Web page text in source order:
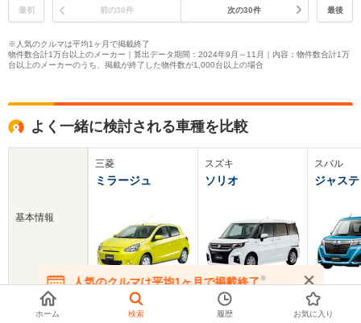
最初 前の30件 次の30件 最後
※人気のクルマは平均1ヶ月で掲載終了
物件数合計1万台以上のメーカー｜算出データ期間：2024年9月～11月｜内容：物件数合計1万
台以上のメーカーのうち、掲載が終了した物件数が1,000台以上の場合
よく一緒に検討される車種を比較
基本情報
新車価格
三菱
ミラージュ
99.8～164.5万円
スズキ
ソリオ
151.6～264.9万円
スバル
ジャス
152.8～
人気のクルマは平均1ヶ月で掲載終了※
在庫が無くなる前にお問い合わせください
ホーム 検索 履歴 お気に入り